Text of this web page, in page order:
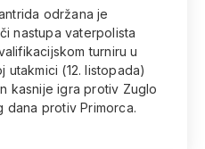
održana je
nastupa vaterpolista
turniru u
utakmici (12. listopada)
kasnije igra protiv Zuglo
dana protiv Primorca.